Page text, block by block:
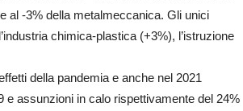
al -3% della metalmeccanica. Gli unici
chimica-plastica (+3%), l’istruzione
della pandemia e anche nel 2021
e assunzioni in calo rispettivamente del 24%